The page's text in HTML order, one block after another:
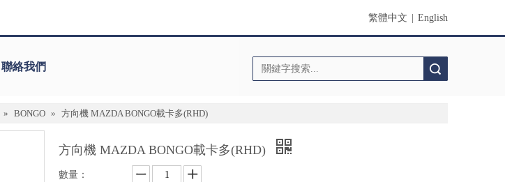
繁體中文 English
聯絡我們
» BONGO » 方向機 MAZDA BONGO載卡多(RHD)
方向機 MAZDA BONGO載卡多(RHD)
數量：